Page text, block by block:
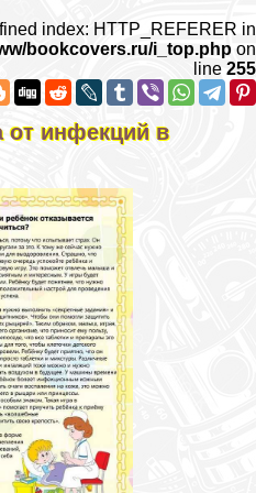
index: HTTP_REFERER in
bookcovers.ru/i_top.php on
line 255
от инфекций в